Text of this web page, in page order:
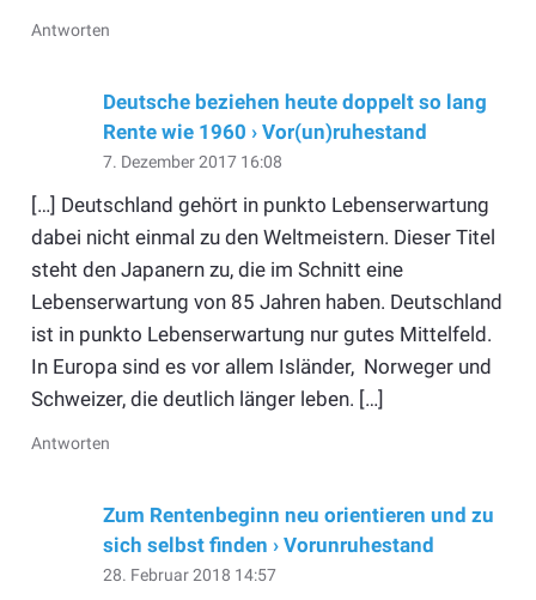
Antworten
Deutsche beziehen heute doppelt so lang
Rente wie 1960 › Vor(un)ruhestand
7. Dezember 2017 16:08
[…] Deutschland gehört in punkto Lebenserwartung
dabei nicht einmal zu den Weltmeistern. Dieser Titel
steht den Japanern zu, die im Schnitt eine
Lebenserwartung von 85 Jahren haben. Deutschland
ist in punkto Lebenserwartung nur gutes Mittelfeld.
In Europa sind es vor allem Isländer, Norweger und
Schweizer, die deutlich länger leben. […]
Antworten
Zum Rentenbeginn neu orientieren und zu
sich selbst finden › Vorunruhestand
28. Februar 2018 14:57